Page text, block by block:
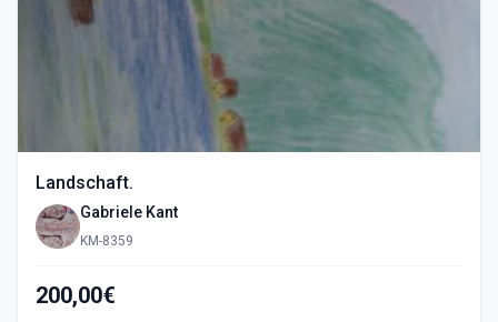
Landschaft.
Gabriele Kant
KM-8359
200,00€